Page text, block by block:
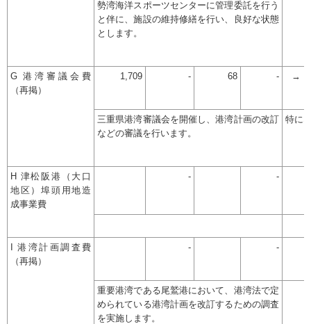
勢湾海洋スポーツセンターに管理委託を行う
と伴に、施設の維持修繕を行い、良好な状態
とします。
G 港湾審議会費
（再掲）
1,709 - 68 - →
三重県港湾審議会を開催し、港湾計画の改訂
などの審議を行います。
特に
H 津松阪港（大口
地区）埠頭用地造
成事業費
- -
I 港湾計画調査費
（再掲）
- -
重要港湾である尾鷲港において、港湾法で定
められている港湾計画を改訂するための調査
を実施します。